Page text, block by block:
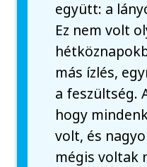
együtt: a
Ez nem volt
más ízlés,
a feszültség.
hogy
volt, és
mégis voltak